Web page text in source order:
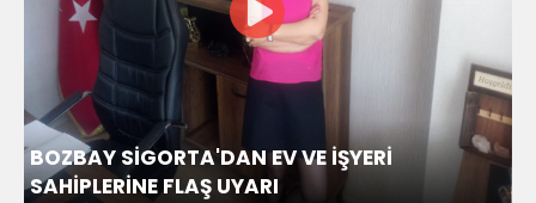
BOZBAY SİGORTA'DAN EV VE İŞYERİ
SAHİPLERİNE FLAŞ UYARI